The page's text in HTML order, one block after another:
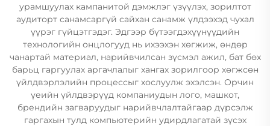
урамшуулах кампанитой дэмжлэг үзүүлэх, зорилтот
аудиторт санамсаргүй сайхан санамж үлдээхэд чухал
үүрэг гүйцэтгэдэг. Эдгээр бүтээгдэхүүнүүдийн
технологийн онцлогууд нь ихээхэн хөгжиж, өндөр
чанартай материал, нарийвчилсан зүсмэл ажил, бат бөх
барьц гаргуулах аргачлалыг хангах зорилгоор хөгжсөн
үйлдвэрлэлийн процессыг хослуулж эхэлсэн. Орчин
үеийн үйлдвэрүүд компаниудын лого, машкот,
брендийн загваруудыг нарийвчлалтайгаар дүрсэлж
гаргахын тулд компьютерийн удирдлагатай зүсэх